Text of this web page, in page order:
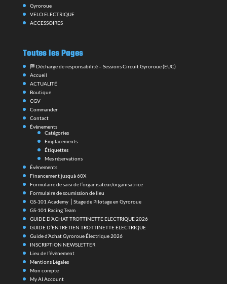
Gyroroue
VELO ELECTRIQUE
ACCESSOIRES
Toutes les Pages
🏁 Décharge de responsabilité – Sessions Circuit Gyroroue (EUC)
Accueil
ACTUALITÉ
Boutique
CGV
Commander
Contact
Évènements
Catégories
Emplacements
Étiquettes
Mes réservations
Évènements
Financement jusquà 60X
Formulaire de saisi de l’organisateur/organisatrice
Formulaire de soumission de lieu
GS-101 Academy ⎪Stage de Pilotage en Gyroroue
GS-101 Racing Team
GUIDE D’ACHAT TROTTINETTE ELECTRIQUE 2026
GUIDE D’ENTRETIEN TROTTINETTE ÉLECTRIQUE
Guide d’Achat Gyroroue Électrique 2026
INSCRIPTION NEWSLETTER
Lieu de l’évènement
Mentions Légales
Mon compte
My AI Account